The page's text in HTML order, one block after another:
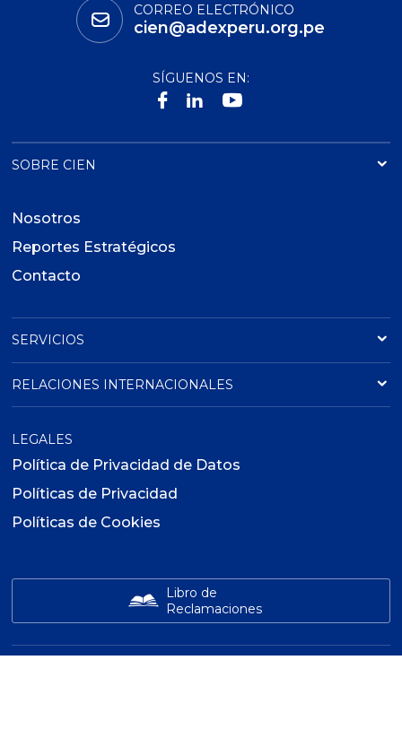
CORREO ELECTRÓNICO
cien@adexperu.org.pe
SÍGUENOS EN:
SOBRE CIEN
Nosotros
Reportes Estratégicos
Contacto
SERVICIOS
RELACIONES INTERNACIONALES
LEGALES
Política de Privacidad de Datos
Políticas de Privacidad
Políticas de Cookies
Libro de
Reclamaciones